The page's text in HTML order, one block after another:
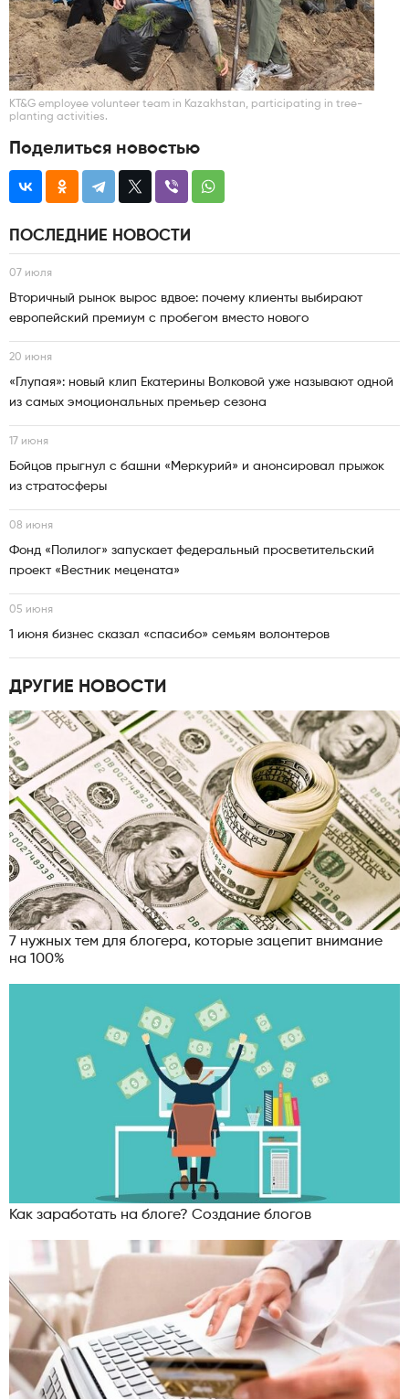
KT&G employee volunteer team in Kazakhstan, participating in tree-
planting activities.
Поделиться новостью
ПОСЛЕДНИЕ НОВОСТИ
07 июля
Вторичный рынок вырос вдвое: почему клиенты выбирают
европейский премиум с пробегом вместо нового
20 июня
«Глупая»: новый клип Екатерины Волковой уже называют одной
из самых эмоциональных премьер сезона
17 июня
Бойцов прыгнул с башни «Меркурий» и анонсировал прыжок
из стратосферы
08 июня
Фонд «Полилог» запускает федеральный просветительский
проект «Вестник мецената»
05 июня
1 июня бизнес сказал «спасибо» семьям волонтеров
ДРУГИЕ НОВОСТИ
7 нужных тем для блогера, которые зацепит внимание
на 100%
Как заработать на блоге? Создание блогов